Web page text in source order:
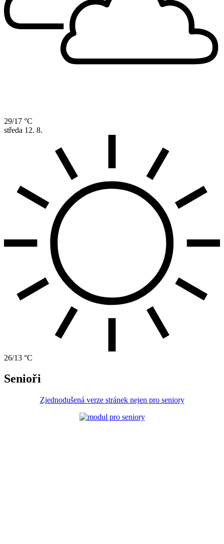
29/17 °C
středa 12. 8.
26/13 °C
Senioři
Zjednodušená verze stránek nejen pro seniory